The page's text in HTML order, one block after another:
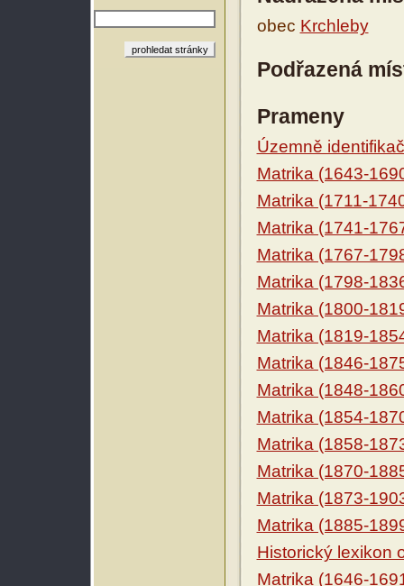
obec Krchleby
Podřazená
Prameny
Územně
Matrika (1643-
Matrika (1711-
Matrika (1741-
Matrika (1767-
Matrika (1798-
Matrika (1800-
Matrika (1819-
Matrika (1846-
Matrika (1848-
Matrika (1854-
Matrika (1858-
Matrika (1870-
Matrika (1873-
Matrika (1885-
Historický lexikon
Matrika (1646-